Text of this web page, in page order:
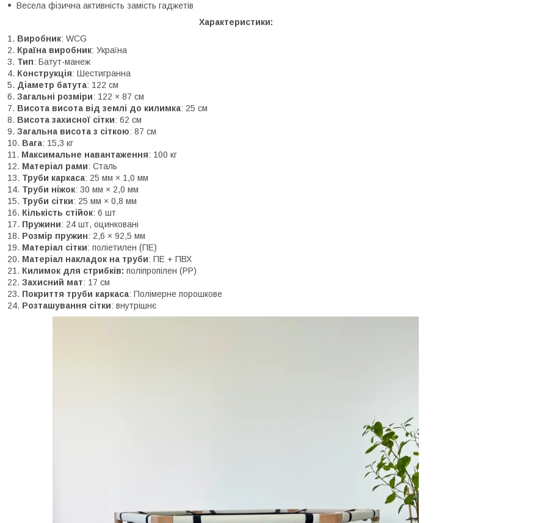
Весела фізична активність замість гаджетів
Характеристики:
Виробник: WCG
Країна виробник: Україна
Тип: Батут-манеж
Конструкція: Шестигранна
Діаметр батута: 122 см
Загальні розміри: 122 × 87 см
Висота висота від землі до килимка: 25 см
Висота захисної сітки: 62 см
Загальна висота з сіткою: 87 см
Вага: 15,3 кг
Максимальне навантаження: 100 кг
Матеріал рами: Сталь
Труби каркаса: 25 мм × 1,0 мм
Труби ніжок: 30 мм × 2,0 мм
Труби сітки: 25 мм × 0,8 мм
Кількість стійок: 6 шт
Пружини: 24 шт, оцинковані
Розмір пружин: 2,6 × 92,5 мм
Матеріал сітки: поліетилен (ПЕ)
Матеріал накладок на труби: ПЕ + ПВХ
Килимок для стрибків: поліпропілен (PP)
Захисний мат: 17 см
Покриття труби каркаса: Полімерне порошкове
Розташування сітки: внутрішнє